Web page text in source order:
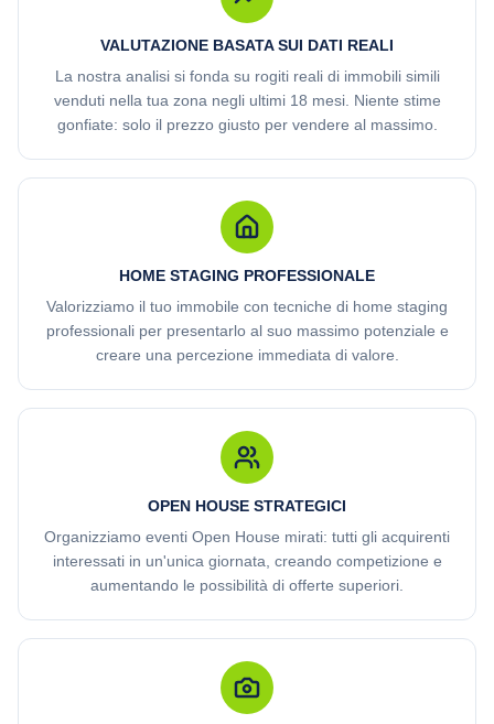
VALUTAZIONE BASATA SUI DATI REALI
La nostra analisi si fonda su rogiti reali di immobili simili
venduti nella tua zona negli ultimi 18 mesi. Niente stime
gonfiate: solo il prezzo giusto per vendere al massimo.
HOME STAGING PROFESSIONALE
Valorizziamo il tuo immobile con tecniche di home staging
professionali per presentarlo al suo massimo potenziale e
creare una percezione immediata di valore.
OPEN HOUSE STRATEGICI
Organizziamo eventi Open House mirati: tutti gli acquirenti
interessati in un'unica giornata, creando competizione e
aumentando le possibilità di offerte superiori.